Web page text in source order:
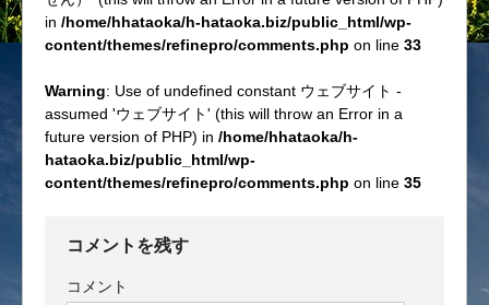
in /home/hhataoka/h-hataoka.biz/public_html/wp-
content/themes/refinepro/comments.php on line 33
Warning: Use of undefined constant ウェブサイト -
assumed 'ウェブサイト' (this will throw an Error in a
future version of PHP) in /home/hhataoka/h-
hataoka.biz/public_html/wp-
content/themes/refinepro/comments.php on line 35
コメントを残す
コメント